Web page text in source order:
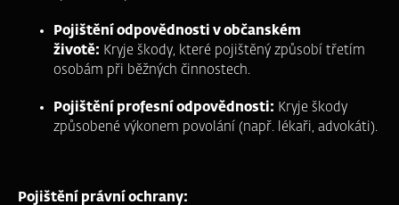
Pojištění odpovědnosti v občanském
životě: Kryje škody, které pojištěný způsobí třetím
osobám při běžných činnostech.
Pojištění profesní odpovědnosti: Kryje škody
způsobené výkonem povolání (např. lékaři, advokáti).
Pojištění právní ochrany: